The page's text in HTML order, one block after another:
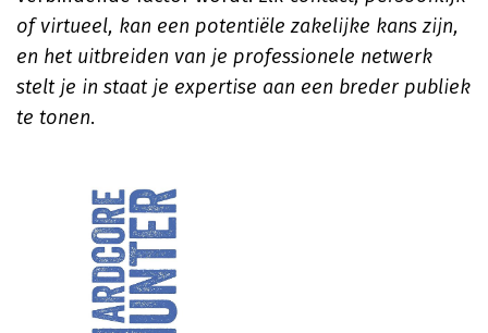
of virtueel, kan een potentiële zakelijke kans zijn,
en het uitbreiden van je professionele netwerk
stelt je in staat je expertise aan een breder publiek
te tonen.